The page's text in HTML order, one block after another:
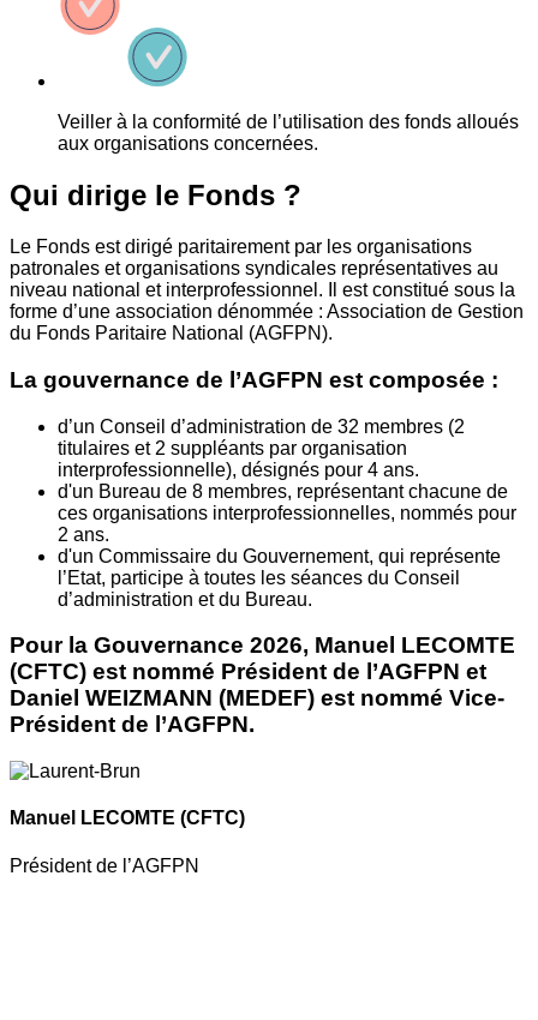
Veiller à la conformité de l’utilisation des fonds alloués
aux organisations concernées.
Qui dirige le Fonds ?
Le Fonds est dirigé paritairement par les organisations
patronales et organisations syndicales représentatives au
niveau national et interprofessionnel. Il est constitué sous la
forme d’une association dénommée : Association de Gestion
du Fonds Paritaire National (AGFPN).
La gouvernance de l’AGFPN est composée :
d’un Conseil d’administration de 32 membres (2
titulaires et 2 suppléants par organisation
interprofessionnelle), désignés pour 4 ans.
d'un Bureau de 8 membres, représentant chacune de
ces organisations interprofessionnelles, nommés pour
2 ans.
d'un Commissaire du Gouvernement, qui représente
l’Etat, participe à toutes les séances du Conseil
d’administration et du Bureau.
Pour la Gouvernance 2026, Manuel LECOMTE
(CFTC) est nommé Président de l’AGFPN et
Daniel WEIZMANN (MEDEF) est nommé Vice-
Président de l’AGFPN.
Manuel LECOMTE (CFTC)
Président de l’AGFPN